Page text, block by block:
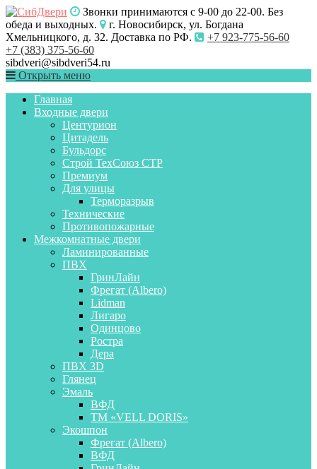
Звонки принимаются с 9-00 до 22-00. Без
обеда и выходных.
г. Новосибирск, ул. Богдана
Хмельницкого, д. 32. Доставка по РФ.
+7 923-775-56-60
+7 (383) 375-56-60
sibdveri@sibdveri54.ru
Открыть меню
Главная
Входные двери
Центурион
Цитадель
Бульдорс
Строй ТехСоюз СТР
Премиум
Для улицы
Терморазрыв
Технические
Противопожарные
Межкомнатные двери
Ламинированные
ПВХ
ГринЛайн
Фрегат (Albero)
Lidman
Лигаро
Одинцово
Ростра
Дера
ПВХ 3D
Глянец
Эмаль
ВФД
ТМ «VELL DORIS»
Экошпон
Фрегат (Albero)
ВФД